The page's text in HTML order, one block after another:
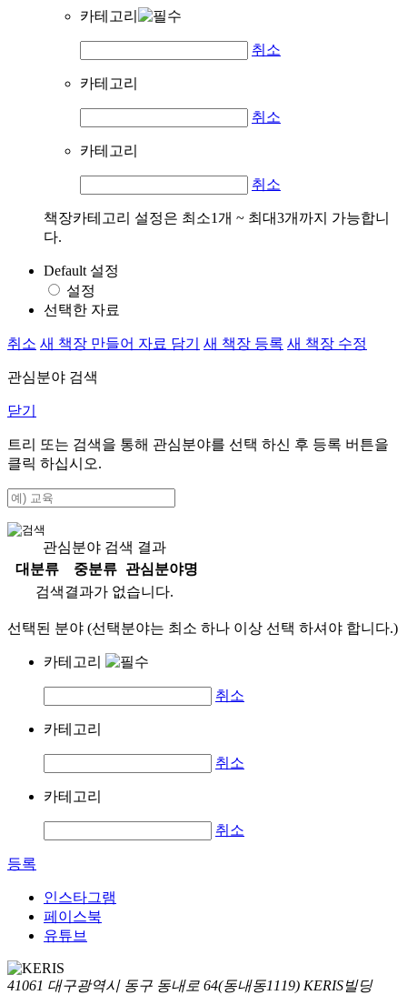
카테고리
취소
카테고리
취소
카테고리
취소
책장카테고리 설정은 최소1개 ~ 최대3개까지 가능합니
다.
Default 설정
설정
선택한 자료
취소 새 책장 만들어 자료 담기 새 책장 등록 새 책장 수정
관심분야 검색
닫기
트리 또는 검색을 통해 관심분야를 선택 하신 후 등록 버튼을
클릭 하십시오.
관심분야 검색 결과
대분류
중분류
관심분야명
검색결과가 없습니다.
선택된 분야 (선택분야는 최소 하나 이상 선택 하셔야 합니다.)
카테고리
취소
카테고리
취소
카테고리
취소
등록
인스타그램
페이스북
유튜브
41061 대구광역시 동구 동내로 64(동내동1119) KERIS빌딩